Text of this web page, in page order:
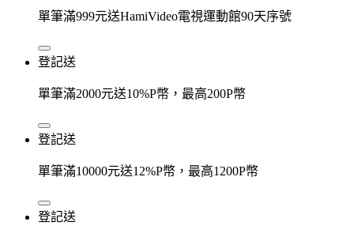
單筆滿999元送HamiVideo電視運動館90天序號
登記送
單筆滿2000元送10%P幣，最高200P幣
登記送
單筆滿10000元送12%P幣，最高1200P幣
登記送